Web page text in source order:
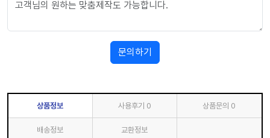
문의하기
상품정보 사용후기 0 상품문의 0
배송정보 교환정보